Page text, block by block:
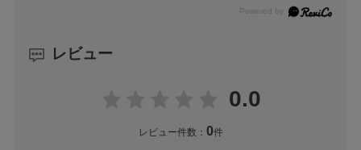
レビュー
0.0
レビュー件数： 0件